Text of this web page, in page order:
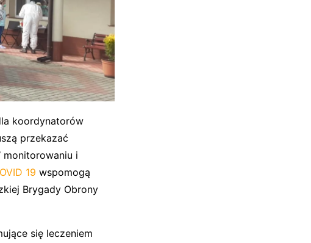
koordynatorów
przekazać
monitorowaniu i
19 wspomogą
Brygady Obrony
się leczeniem